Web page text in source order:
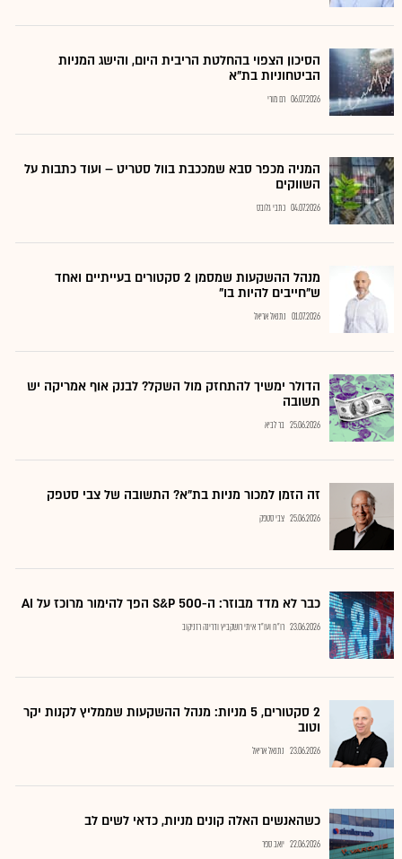
הסיכון הצפוי בהחלטת הריבית היום, והישג המניות
הביטחוניות בת"א
06.07.2026 רם מורי
המניה מכפר סבא שמככבת בוול סטריט – ועוד כתבות על
השווקים
04.07.2026 כתבי גלובס
מנהל ההשקעות שמסמן 2 סקטורים בעייתיים ואחד
ש"חייבים להיות בו"
01.07.2026 נתנאל אריאל
הדולר ימשיך להתחזק מול השקל? לבנק אוף אמריקה יש
תשובה
25.06.2026 בר לביא
זה הזמן למכור מניות בת"א? התשובה של צבי סטפק
25.06.2026 צבי סטפק
כבר לא מדד מבוזר: ה-S&P 500 הפך להימור מרוכז על AI
23.06.2026 רו"ח ועו"ד איתי רושקביץ ודרינה רזניקוב
2 סקטורים, 5 מניות: מנהל ההשקעות שממליץ לקנות יקר
וטוב
23.06.2026 נתנאל אריאל
כשהאנשים האלה קונים מניות, כדאי לשים לב
22.06.2026 יואב ספר